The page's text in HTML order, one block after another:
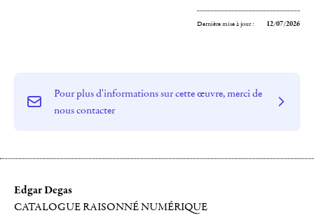
Dernière mise à jour : 12/07/2026
Pour plus d'informations sur cette œuvre, merci de
nous contacter
Edgar Degas
CATALOGUE RAISONNÉ NUMÉRIQUE